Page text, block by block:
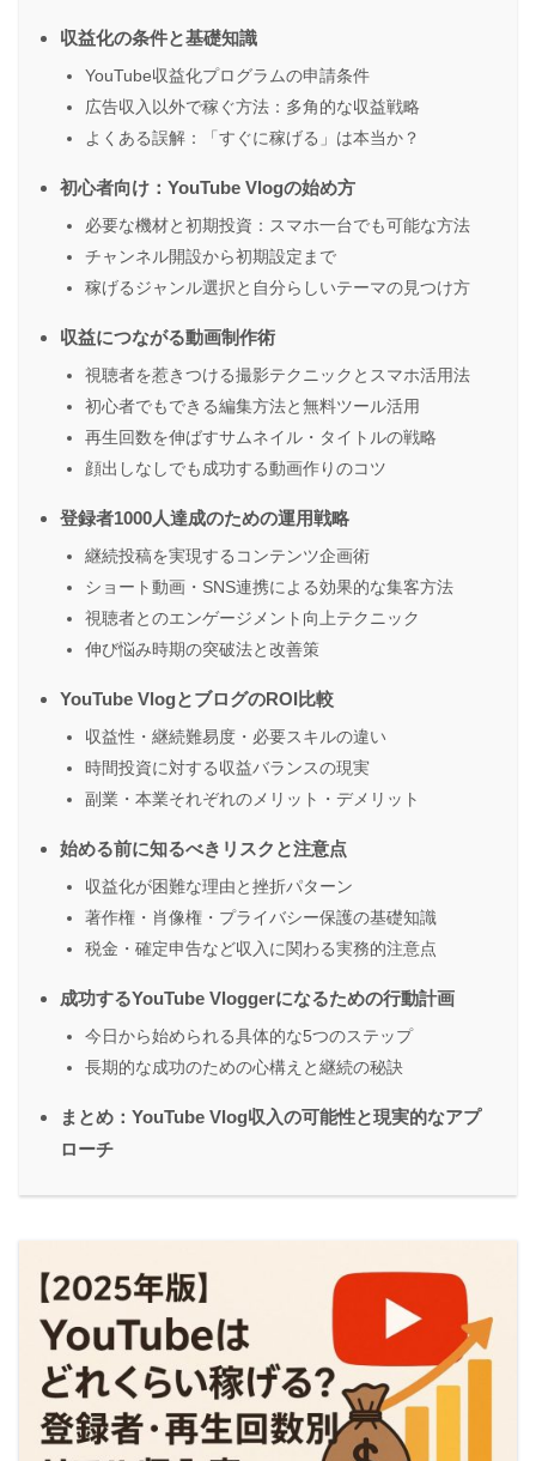
収益化の条件と基礎知識
YouTube収益化プログラムの申請条件
広告収入以外で稼ぐ方法：多角的な収益戦略
よくある誤解：「すぐに稼げる」は本当か？
初心者向け：YouTube Vlogの始め方
必要な機材と初期投資：スマホ一台でも可能な方法
チャンネル開設から初期設定まで
稼げるジャンル選択と自分らしいテーマの見つけ方
収益につながる動画制作術
視聴者を惹きつける撮影テクニックとスマホ活用法
初心者でもできる編集方法と無料ツール活用
再生回数を伸ばすサムネイル・タイトルの戦略
顔出しなしでも成功する動画作りのコツ
登録者1000人達成のための運用戦略
継続投稿を実現するコンテンツ企画術
ショート動画・SNS連携による効果的な集客方法
視聴者とのエンゲージメント向上テクニック
伸び悩み時期の突破法と改善策
YouTube VlogとブログのROI比較
収益性・継続難易度・必要スキルの違い
時間投資に対する収益バランスの現実
副業・本業それぞれのメリット・デメリット
始める前に知るべきリスクと注意点
収益化が困難な理由と挫折パターン
著作権・肖像権・プライバシー保護の基礎知識
税金・確定申告など収入に関わる実務的注意点
成功するYouTube Vloggerになるための行動計画
今日から始められる具体的な5つのステップ
長期的な成功のための心構えと継続の秘訣
まとめ：YouTube Vlog収入の可能性と現実的なアプ
ローチ